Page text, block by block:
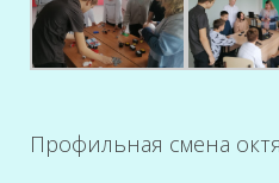
Профильная смена